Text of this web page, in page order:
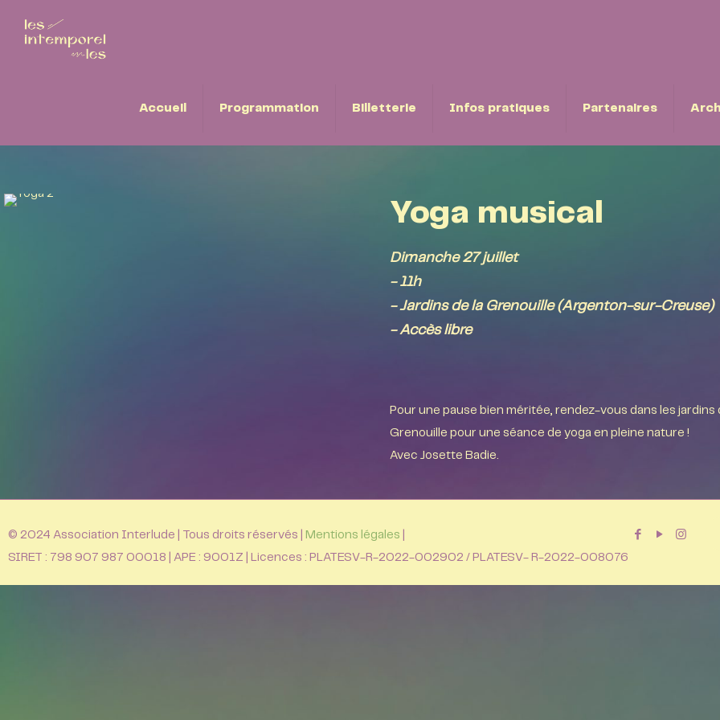
Accueil Programmation Billetterie Infos pratiques Partenaires
Yoga musical
Dimanche 27 juillet
- 11h
- Jardins de la Grenouille (Argenton-sur-Creuse)
- Accès libre
Pour une pause bien méritée, rendez-vous dans les jardins
Grenouille pour une séance de yoga en pleine nature !
Avec Josette Badie.
© 2024 Association Interlude | Tous droits réservés | Mentions légales
SIRET : 798 907 987 00018 | APE : 9001Z | Licences : PLATESV-R-2022-002902 / PLATESV- R-2022-008076